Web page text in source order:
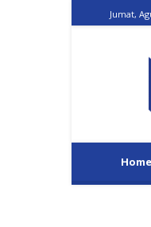
Jumat,
Home